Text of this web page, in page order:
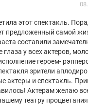
этот спектакль.
предложенный самой
составили
у всех актеров,
героем-
зрители
актеры и спектакль.
Актерам желаю
театру